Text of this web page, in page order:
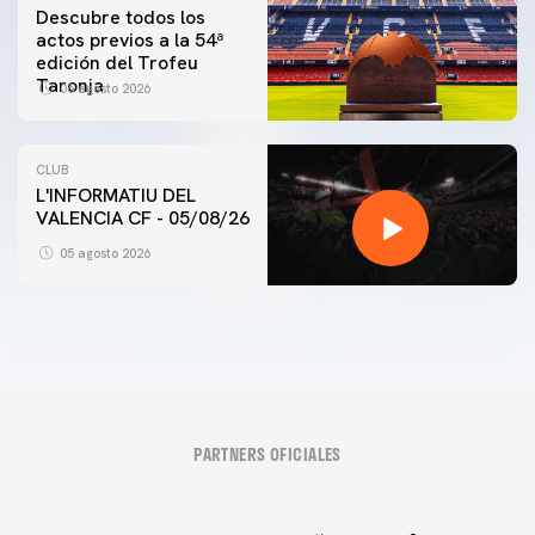
Descubre todos los
actos previos a la 54ª
edición del Trofeu
Taronja
06 agosto 2026
CLUB
L'INFORMATIU DEL
VALENCIA CF - 05/08/26
05 agosto 2026
PARTNERS OFICIALES